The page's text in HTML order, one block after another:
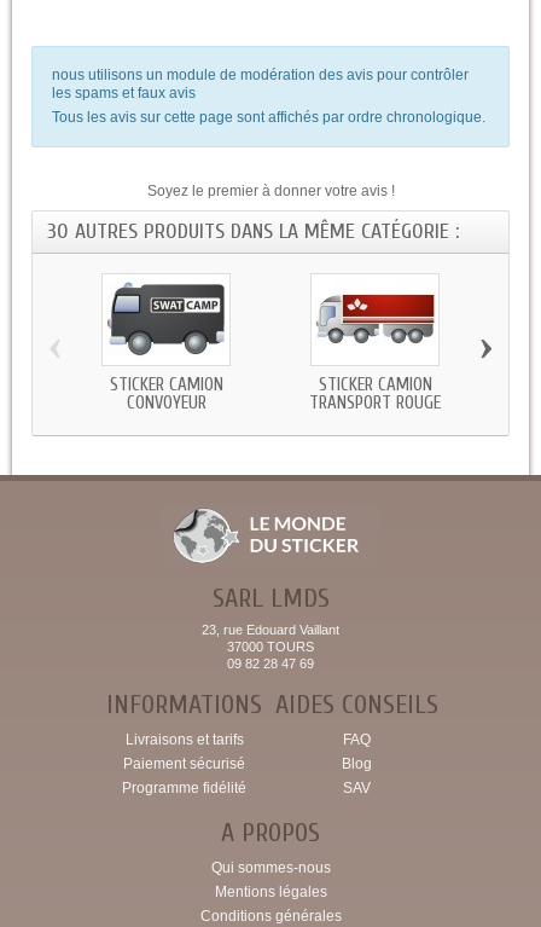
nous utilisons un module de modération des avis pour contrôler
les spams et faux avis
Tous les avis sur cette page sont affichés par ordre chronologique.
Soyez le premier à donner votre avis !
30 AUTRES PRODUITS DANS LA MÊME CATÉGORIE :
STICKER CAMION
CONVOYEUR
STICKER CAMION
TRANSPORT ROUGE
‹ ›
SARL LMDS
23, rue Edouard Vaillant
37000 TOURS
09 82 28 47 69
INFORMATIONS
Livraisons et tarifs
Paiement sécurisé
Programme fidélité
AIDES CONSEILS
FAQ
Blog
SAV
A PROPOS
Qui sommes-nous
Mentions légales
Conditions générales